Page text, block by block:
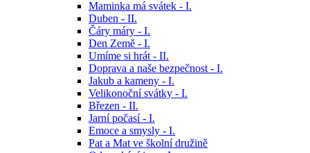
Maminka má svátek - I.
Duben - II.
Čáry máry - I.
Den Země - I.
Umíme si hrát - II.
Doprava a naše bezpečnost - I.
Jakub a kameny - I.
Velikonoční svátky - I.
Březen - II.
Jarní počasí - I.
Emoce a smysly - I.
Pat a Mat ve školní družině